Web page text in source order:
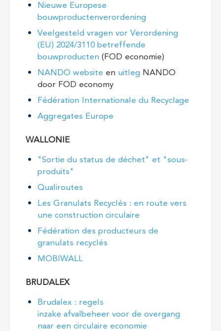
Nieuwe Europese
bouwproductenverordening
Veelgesteld vragen vor Verordening
(EU) 2024/3110 betreffende
bouwproducten (FOD economie)
NANDO website en uitleg NANDO
door FOD economy
Fédération Internationale du Recyclage
Aggregates Europe
WALLONIE
"Sortie du status de déchet" et "sous-
produits"
Qualiroutes
Les Granulats Recyclés : en route vers
une construction circulaire
Fédération des producteurs de
granulats recyclés
MOBIWALL
BRUDALEX
Brudalex : regels
inzake afvalbeheer voor de overgang
naar een circulaire economie